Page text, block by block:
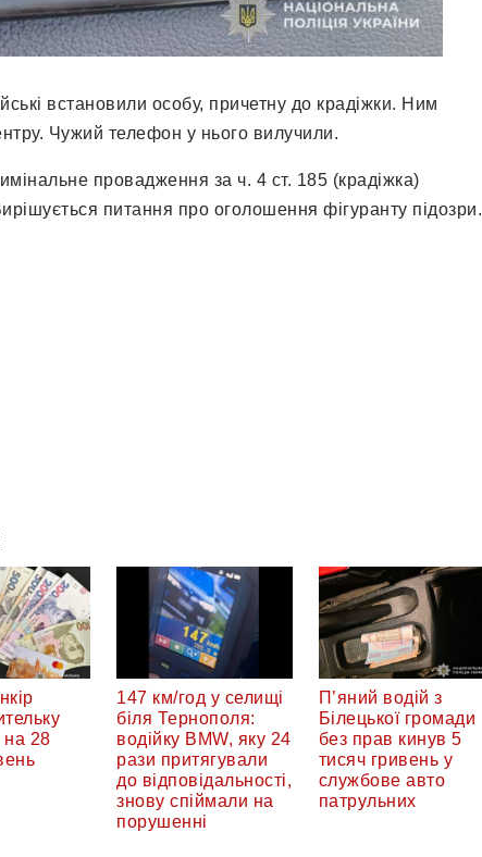
встановили особу, причетну до крадіжки. Ним
Чужий телефон у нього вилучили.
провадження за ч. 4 ст. 185 (крадіжка)
питання про оголошення фігуранту підозри.
на 28
147 км/год у селищі
біля Тернополя:
водійку BMW, яку 24
рази притягували
до відповідальності,
знову спіймали на
порушенні
П’яний водій з
Білецької громади
без прав кинув 5
тисяч гривень у
службове авто
патрульних